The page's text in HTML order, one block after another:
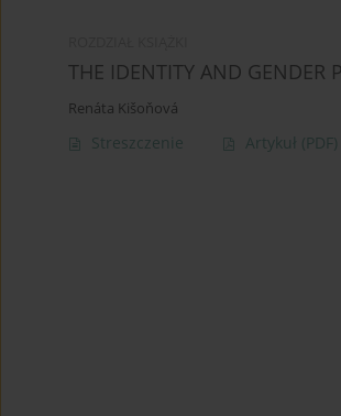
THE IDENTITY AND GENDER
Renáta Kišoňová
Streszczenie Artykuł (PDF)